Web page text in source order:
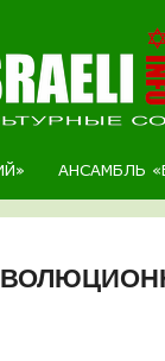
АНСАМБЛЬ